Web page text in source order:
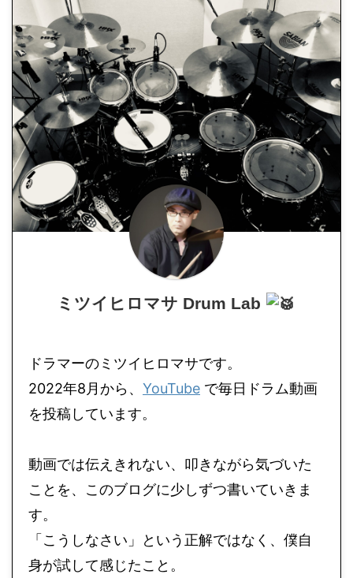
ミツイヒロマサ Drum Lab
ドラマーのミツイヒロマサです。
2022年8月から、 YouTube で毎日ドラム動画
を投稿しています。
動画では伝えきれない、叩きながら気づいた
ことを、このブログに少しずつ書いていきま
す。
「こうしなさい」という正解ではなく、僕自
身が試して感じたこと。